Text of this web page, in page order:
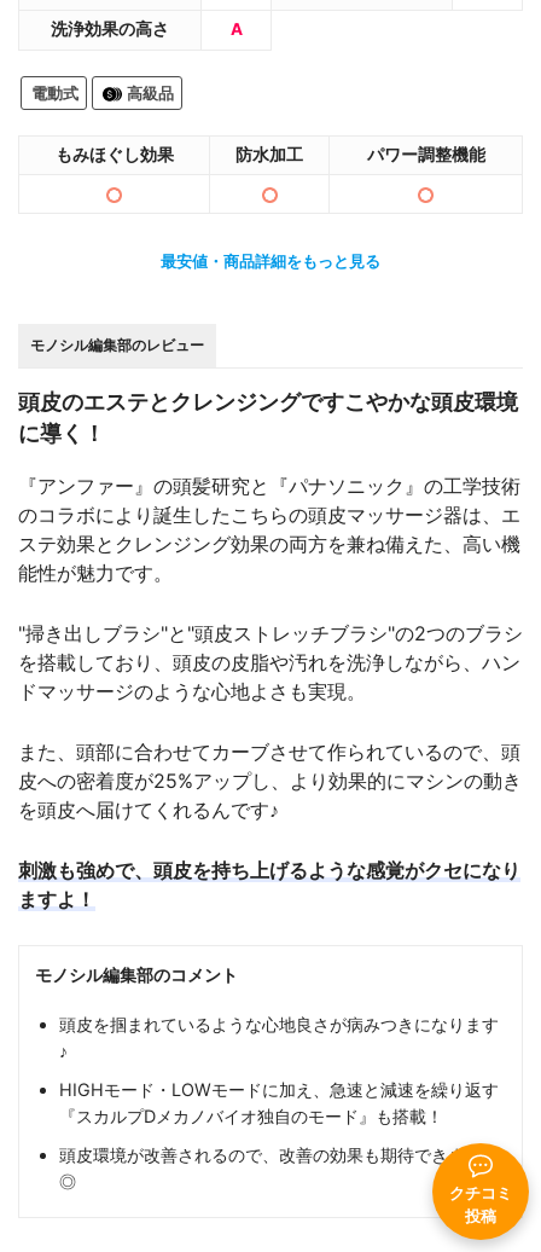
クチコミ
投稿
洗浄効果の高さ A
電動式 高級品
もみほぐし効果 防水加工 パワー調整機能
最安値・商品詳細をもっと見る
モノシル編集部のレビュー
頭皮のエステとクレンジングですこやかな頭皮環境
に導く！
『アンファー』の頭髪研究と『パナソニック』の工学技術
のコラボにより誕生したこちらの頭皮マッサージ器は、エ
ステ効果とクレンジング効果の両方を兼ね備えた、高い機
能性が魅力です。
"掃き出しブラシ"と"頭皮ストレッチブラシ"の2つのブラシ
を搭載しており、頭皮の皮脂や汚れを洗浄しながら、ハン
ドマッサージのような心地よさも実現。
また、頭部に合わせてカーブさせて作られているので、頭
皮への密着度が25%アップし、より効果的にマシンの動き
を頭皮へ届けてくれるんです♪
刺激も強めで、頭皮を持ち上げるような感覚がクセになり
ますよ！
モノシル編集部のコメント
頭皮を掴まれているような心地良さが病みつきになります
♪
HIGHモード・LOWモードに加え、急速と減速を繰り返す
『スカルプDメカノバイオ独自のモード』も搭載！
頭皮環境が改善されるので、改善の効果も期待できますよ
◎